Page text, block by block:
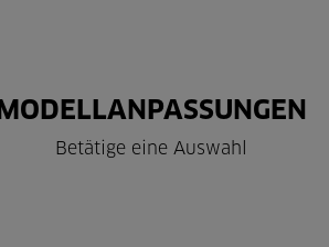
MODELLANPASSUNGEN
Betätige eine Auswahl